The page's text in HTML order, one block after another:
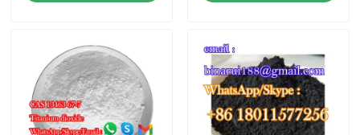
Anorganische Chemische producten Grondstof
fijne chemische tussenpersonen